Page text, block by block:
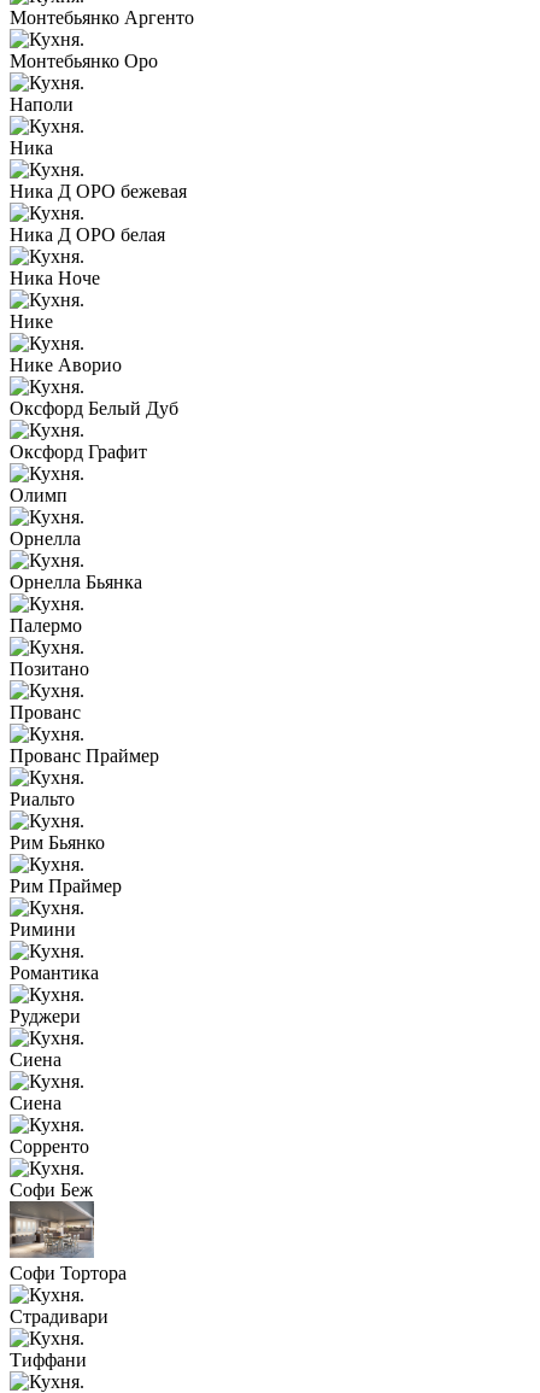
Монтебьянко Аргенто
Монтебьянко Оро
Наполи
Ника
Ника Д ОРО бежевая
Ника Д ОРО белая
Ника Ноче
Нике
Нике Аворио
Оксфорд Белый Дуб
Оксфорд Графит
Олимп
Орнелла
Орнелла Бьянка
Палермо
Позитано
Прованс
Прованс Праймер
Риальто
Рим Бьянко
Рим Праймер
Римини
Романтика
Руджери
Сиена
Сиена
Сорренто
Софи Беж
Софи Тортора
Страдивари
Тиффани